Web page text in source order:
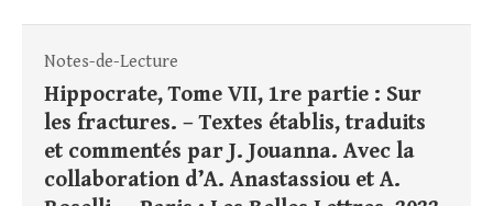
Notes-de-Lecture
Hippocrate, Tome VII, 1re partie : Sur
les fractures. – Textes établis, traduits
et commentés par J. Jouanna. Avec la
collaboration d’A. Anastassiou et A.